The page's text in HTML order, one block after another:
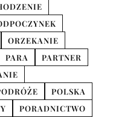
ORZEKANIE
PARA
PARTNER
POLSKA
PORADNICTWO